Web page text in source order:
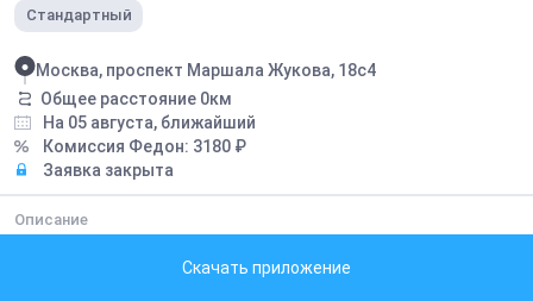
Стандартный
Москва, проспект Маршала Жукова, 18с4
Общее расстояние 0км
На 05 августа, ближайший
Комиссия Федон: 3180 ₽
Заявка закрыта
Описание
машиниста 2. Вахтенный журнал 3. Путевой лист с отметкой о
прохождении мед. освидетельствование с печатью 4.
Скачать приложение